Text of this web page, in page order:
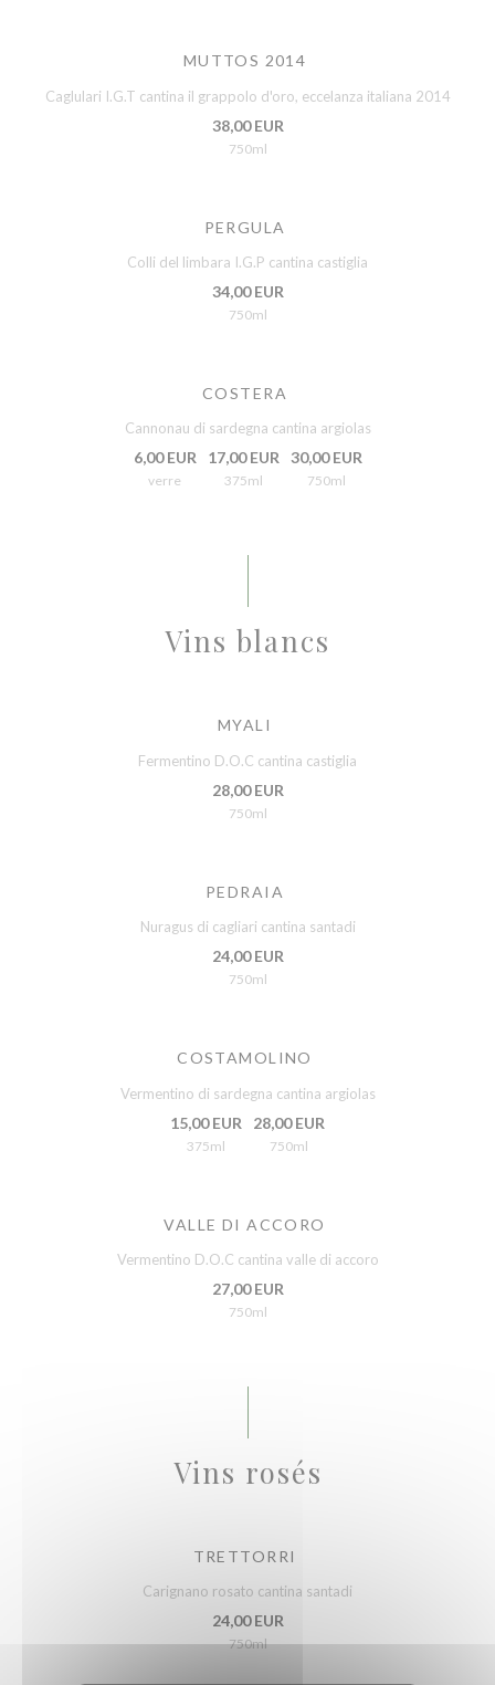
MUTTOS 2014
Caglulari I.G.T cantina il grappolo d'oro, eccelanza italiana 2014
38,00 EUR
750ml
PERGULA
Colli del limbara I.G.P cantina castiglia
34,00 EUR
750ml
COSTERA
Cannonau di sardegna cantina argiolas
6,00 EUR
verre
17,00 EUR
375ml
30,00 EUR
750ml
Vins blancs
MYALI
Fermentino D.O.C cantina castiglia
28,00 EUR
750ml
PEDRAIA
Nuragus di cagliari cantina santadi
24,00 EUR
750ml
COSTAMOLINO
Vermentino di sardegna cantina argiolas
15,00 EUR
375ml
28,00 EUR
750ml
VALLE DI ACCORO
Vermentino D.O.C cantina valle di accoro
27,00 EUR
750ml
Vins rosés
TRETTORRI
Carignano rosato cantina santadi
24,00 EUR
750ml